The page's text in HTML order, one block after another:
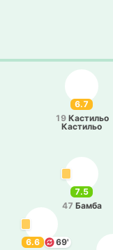
6.6 69'
7.5
47 Бамба
6.7
19 Ка­сти­льо
Ка­сти­льо